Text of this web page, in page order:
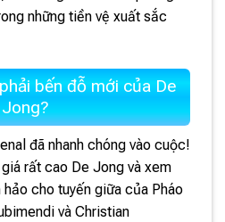
những tiền vệ xuất sắc
bến đỗ mới của De
Jong?
đã nhanh chóng vào cuộc!
rất cao De Jong và xem
hảo cho tuyến giữa của Pháo
và Christian